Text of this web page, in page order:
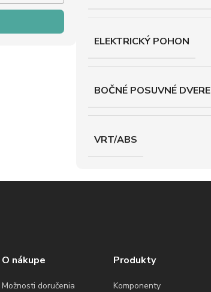
ELEKTRICKÝ POHON
BOČNÉ POSUVNÉ DVERE
VRT/ABS
O nákupe
Možnosti doručenia
Produkty
Komponenty